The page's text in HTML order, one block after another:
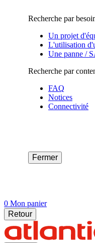
Recherche par
Un projet
L'utilisation
Une panne /
Recherche par
FAQ
Notices
Connectivité
Fermer
0 Mon panier
Retour